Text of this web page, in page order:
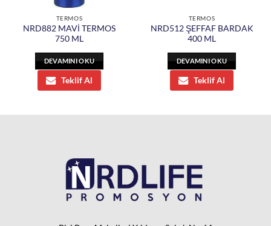
TERMOS
NRD882 MAVİ TERMOS
750 ML
DEVAMINI OKU
Teklif Al
TERMOS
NRD512 ŞEFFAF BARDAK
400 ML
DEVAMINI OKU
Teklif Al